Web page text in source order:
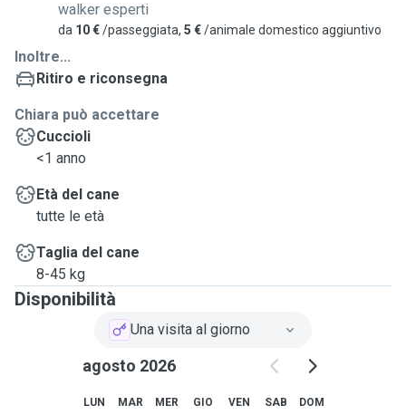
walker esperti
da 10 €/passeggiata, 5 €/animale domestico aggiuntivo
Inoltre...
Ritiro e riconsegna
Chiara può accettare
Cuccioli
<1 anno
Età del cane
tutte le età
Taglia del cane
8-45 kg
Disponibilità
Una visita al giorno
agosto 2026
LUN MAR MER GIO VEN SAB DOM